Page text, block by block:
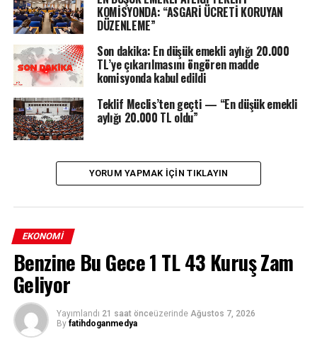
KOMİSYONDA: “ASGARİ ÜCRETİ KORUYAN
DÜZENLEME”
Son dakika: En düşük emekli aylığı 20.000
TL’ye çıkarılmasını öngören madde
komisyonda kabul edildi
Teklif Meclis’ten geçti — “En düşük emekli
aylığı 20.000 TL oldu”
YORUM YAPMAK IÇIN TIKLAYIN
EKONOMI
Benzine Bu Gece 1 TL 43 Kuruş Zam
Geliyor
Yayımlandı 21 saat önceüzerinde Ağustos 7, 2026
By fatihdoganmedya